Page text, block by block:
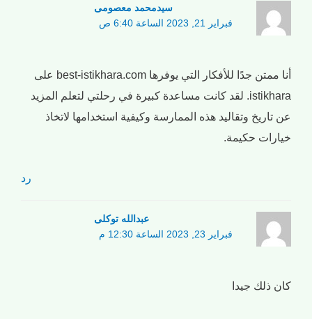
سیدمحمد معصومی
فبراير 21, 2023 الساعة 6:40 ص
أنا ممتن جدًا للأفكار التي يوفرها best-istikhara.com على
istikhara. لقد كانت مساعدة كبيرة في رحلتي لتعلم المزيد
عن تاريخ وتقاليد هذه الممارسة وكيفية استخدامها لاتخاذ
خيارات حكيمة.
رد
عبدالله توکلی
فبراير 23, 2023 الساعة 12:30 م
كان ذلك جيدا